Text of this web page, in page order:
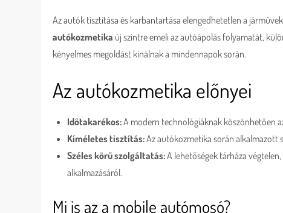
Az autók tisztítása és karbantartása elengedhetetlen a
autókozmetika új szintre emeli az autóápolás folyamatát,
kényelmes megoldást kínálnak a mindennapok során.
Az autókozmetika előnyei
Időtakarékos:A modern technológiáknak köszönhetően
Kíméletes tisztítás:Az autókozmetika során alkalmazott
Széles körű szolgáltatás:A lehetőségek tárháza
alkalmazásáról.
Mi is az a mobile autómosó?